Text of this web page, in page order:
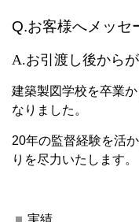
Q.お客様へメッセ
A.お引渡し後から
建築製図学校を卒業
なりました。
20年の監督経験を活
りを尽力いたします。